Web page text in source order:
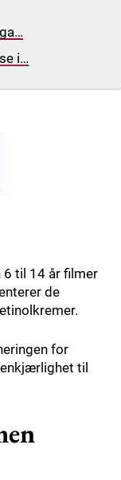
i…
6 til 14 år filmer
de
for
til